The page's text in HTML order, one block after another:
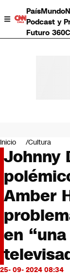
PaísMundo
Podcast y
Futuro 360
Negocios
Deportes
Programas
Cultura
Servicios
Bits
CNN tiempo
Futuro 360
Opinión
Inicio Cultura
Johnny
Amber
en
25- 09- 2024 08:34